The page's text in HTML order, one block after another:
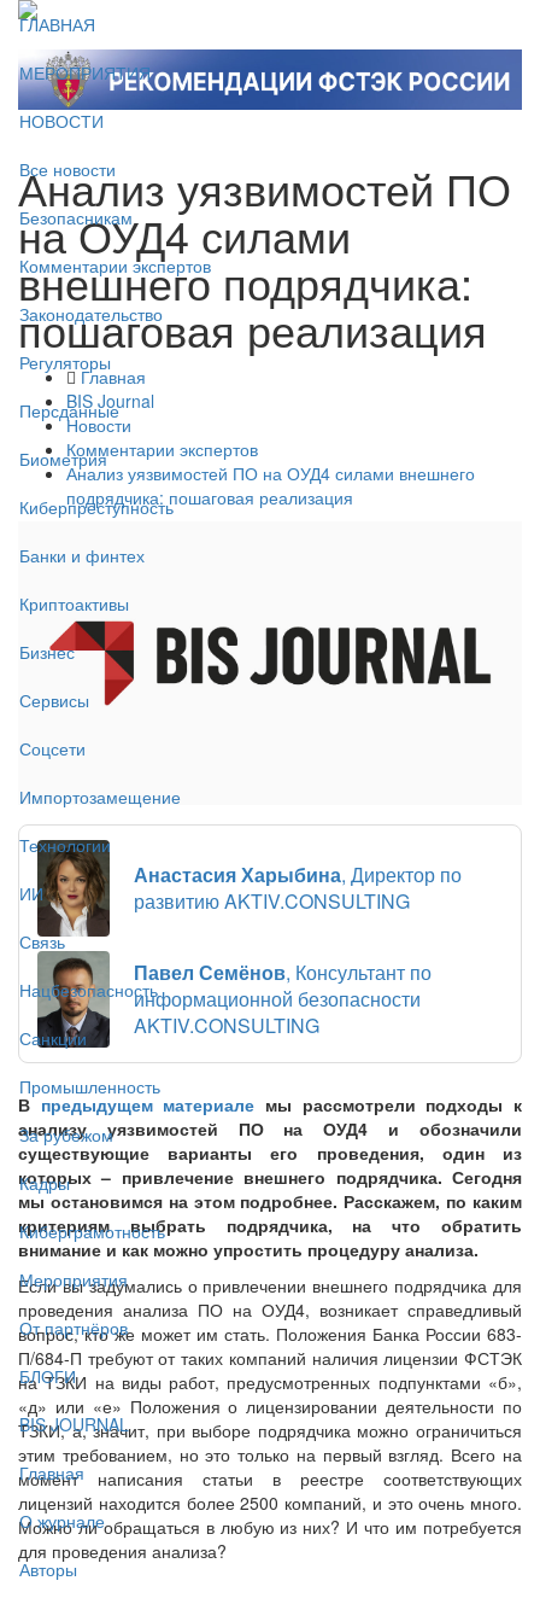
ГЛАВНАЯ
МЕРОПРИЯТИЯ
НОВОСТИ
Все новости
Безопасникам
Комментарии экспертов
Законодательство
Регуляторы
Персданные
Биометрия
Киберпреступность
Банки и финтех
Криптоактивы
Бизнес
Сервисы
Соцсети
Импортозамещение
Технологии
ИИ
Связь
Нацбезопасность
Санкции
Промышленность
За рубежом
Кадры
Киберграмотность
Мероприятия
От партнёров
БЛОГИ
BIS JOURNAL
Главная
О журнале
Авторы
Анализ уязвимостей ПО
на ОУД4 силами
внешнего подрядчика:
пошаговая реализация
Главная
BIS Journal
Новости
Комментарии экспертов
Анализ уязвимостей ПО на ОУД4 силами внешнего
подрядчика: пошаговая реализация
Анастасия Харыбина, Директор по
развитию AKTIV.CONSULTING
Павел Семёнов, Консультант по
информационной безопасности
AKTIV.CONSULTING
В предыдущем материале мы рассмотрели подходы к
анализу уязвимостей ПО на ОУД4 и обозначили
существующие варианты его проведения, один из
которых – привлечение внешнего подрядчика. Сегодня
мы остановимся на этом подробнее. Расскажем, по каким
критериям выбрать подрядчика, на что обратить
внимание и как можно упростить процедуру анализа.
Если вы задумались о привлечении внешнего подрядчика для
проведения анализа ПО на ОУД4, возникает справедливый
вопрос, кто же может им стать. Положения Банка России 683-
П/684-П требуют от таких компаний наличия лицензии ФСТЭК
на ТЗКИ на виды работ, предусмотренных подпунктами «б»,
«д» или «е» Положения о лицензировании деятельности по
ТЗКИ, а, значит, при выборе подрядчика можно ограничиться
этим требованием, но это только на первый взгляд. Всего на
момент написания статьи в реестре соответствующих
лицензий находится более 2500 компаний, и это очень много.
Можно ли обращаться в любую из них? И что им потребуется
для проведения анализа?